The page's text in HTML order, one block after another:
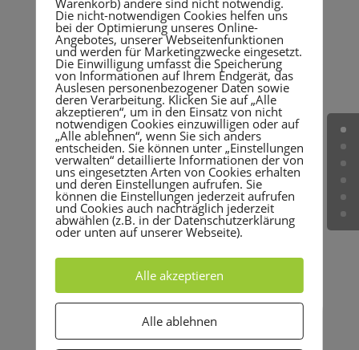
Partnerin wünschen.
Vorlage für unsere Sendung ist die erfolgreiche
britische Sendung „The Undateables“. Unsere
britischen Kollegen haben mittlerweile erfolgreich
elf Staffeln der Sendung produziert, in denen einige
Teilnehmer dauerhaft ihr Liebesglück gefunden
haben. Mehrere Paare haben sich verlobt, ein Paar
hat geheiratet und es gab sogar schon Nachwuchs
zu feiern.
Falls Du Dich angesprochen fühlst und Interesse
hast, bewirb Dich jetzt!
External Link:https://www.filmpool-
casting.de/undateable
Warenkorb) andere sind nicht notwendig.
Die nicht-notwendigen Cookies helfen uns
bei der Optimierung unseres Online-
Angebotes, unserer Webseitenfunktionen
und werden für Marketingzwecke eingesetzt.
Die Einwilligung umfasst die Speicherung
von Informationen auf Ihrem Endgerät, das
Auslesen personenbezogener Daten sowie
deren Verarbeitung. Klicken Sie auf „Alle
akzeptieren“, um in den Einsatz von nicht
notwendigen Cookies einzuwilligen oder auf
„Alle ablehnen“, wenn Sie sich anders
entscheiden. Sie können unter „Einstellungen
verwalten“ detaillierte Informationen der von
uns eingesetzten Arten von Cookies erhalten
und deren Einstellungen aufrufen. Sie
können die Einstellungen jederzeit aufrufen
und Cookies auch nachträglich jederzeit
abwählen (z.B. in der Datenschutzerklärung
oder unten auf unserer Webseite).
Alle akzeptieren
Alle ablehnen